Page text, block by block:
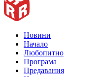
Новини
Начало
Любопитно
Програма
Предавания